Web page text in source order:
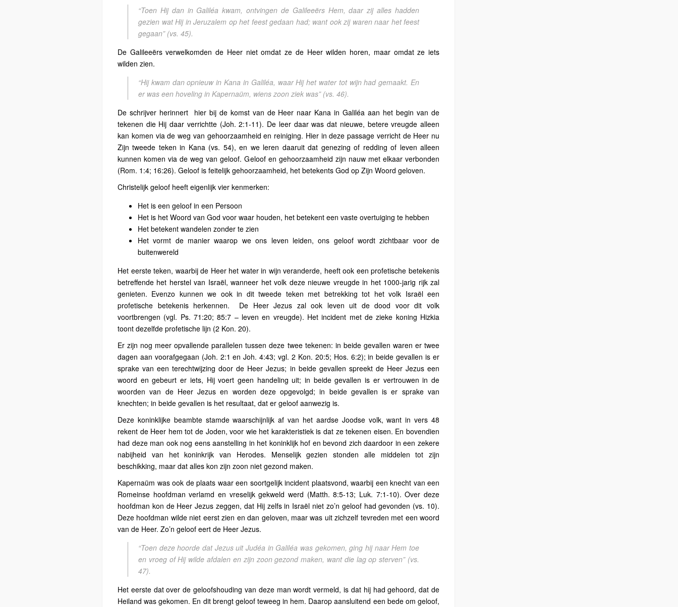
“Toen Hij dan in Galiléa kwam, ontvingen de Galileeërs Hem, daar zij alles hadden
gezien wat Hij in Jeruzalem op het feest gedaan had; want ook zij waren naar het feest
gegaan” (vs. 45).
De Galileeërs verwelkomden de Heer niet omdat ze de Heer wilden horen, maar omdat ze iets
wilden zien.
“Hij kwam dan opnieuw in Kana in Galiléa, waar Hij het water tot wijn had gemaakt. En
er was een hoveling in Kapernaüm, wiens zoon ziek was” (vs. 46).
De schrijver herinnert
hier bij de komst van de Heer naar Kana in Galiléa aan het begin van de
tekenen die Hij daar verrichtte (Joh. 2:1-11). De leer daar was dat nieuwe, betere vreugde alleen
kan komen via de weg van gehoorzaamheid en reiniging. Hier in deze passage verricht de Heer nu
Zijn tweede teken in Kana (vs. 54), en we leren daaruit dat genezing of redding of leven alleen
kunnen komen via de weg van geloof. Geloof en gehoorzaamheid zijn nauw met elkaar verbonden
(Rom. 1:4; 16:26). Geloof is feitelijk gehoorzaamheid, het betekents God op Zijn Woord geloven.
Christelijk geloof heeft eigenlijk vier kenmerken:
Het is een geloof in een Persoon
Het is het Woord van God voor waar houden, het betekent een vaste overtuiging te hebben
Het betekent wandelen zonder te zien
Het vormt de manier waarop we ons leven leiden, ons geloof wordt zichtbaar voor de
buitenwereld
Het eerste teken, waarbij de Heer het water in wijn veranderde, heeft ook een profetische betekenis
betreffende het herstel van Israël, wanneer het volk deze nieuwe vreugde in het 1000-jarig rijk zal
genieten. Evenzo kunnen we ook in dit tweede teken met betrekking tot het volk Israël een
profetische betekenis herkennen.
De Heer Jezus zal ook leven uit de dood voor dit volk
voortbrengen (vgl. Ps. 71:20; 85:7 – leven en vreugde). Het incident met de zieke koning Hizkia
toont dezelfde profetische lijn (2 Kon. 20).
Er zijn nog meer opvallende parallelen tussen deze twee tekenen: in beide gevallen waren er twee
dagen aan voorafgegaan (Joh. 2:1 en Joh. 4:43; vgl. 2 Kon. 20:5; Hos. 6:2); in beide gevallen is er
sprake van een terechtwijzing door de Heer Jezus; in beide gevallen spreekt de Heer Jezus een
woord en gebeurt er iets, Hij voert geen handeling uit; in beide gevallen is er vertrouwen in de
woorden van de Heer Jezus en worden deze opgevolgd; in beide gevallen is er sprake van
knechten; in beide gevallen is het resultaat, dat er geloof aanwezig is.
Deze koninklijke beambte stamde waarschijnlijk af van het aardse Joodse volk, want in vers 48
rekent de Heer hem tot de Joden, voor wie het karakteristiek is dat ze tekenen eisen. En bovendien
had deze man ook nog eens aanstelling in het koninklijk hof en bevond zich daardoor in een zekere
nabijheid van het koninkrijk van Herodes. Menselijk gezien stonden alle middelen tot zijn
beschikking, maar dat alles kon zijn zoon niet gezond maken.
Kapernaüm was ook de plaats waar een soortgelijk incident plaatsvond, waarbij een knecht van een
Romeinse hoofdman verlamd en vreselijk gekweld werd (Matth. 8:5-13; Luk. 7:1-10). Over deze
hoofdman kon de Heer Jezus zeggen, dat Hij zelfs in Israël niet zo’n geloof had gevonden (vs. 10).
Deze hoofdman wilde niet eerst zien en dan geloven, maar was uit zichzelf tevreden met een woord
van de Heer. Zo’n geloof eert de Heer Jezus.
“Toen deze hoorde dat Jezus uit Judéa in Galiléa was gekomen, ging hij naar Hem toe
en vroeg of Hij wilde afdalen en zijn zoon gezond maken, want die lag op sterven” (vs.
47).
Het eerste dat over de geloofshouding van deze man wordt vermeld, is dat hij had gehoord, dat de
Heiland was gekomen. En dit brengt geloof teweeg in hem. Daarop aansluitend een bede om geloof,